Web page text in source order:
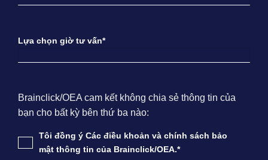
Lựa chọn giờ tư vấn*
Brainclick/OEA cam kết không chia sẻ thông tin của
bạn cho bất kỳ bên thứ ba nào:
Tôi đồng ý Các điều khoản và chính sách bảo
mật thông tin của Brainclick/OEA.*